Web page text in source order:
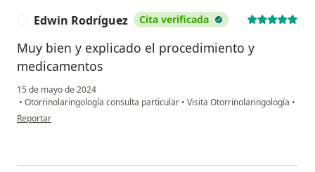
Edwin Rodríguez Cita verificada
Muy bien y explicado el procedimiento y
medicamentos
15 de mayo de 2024
• Otorrinolaringología consulta particular • Visita Otorrinolaringología •
en opinión del usuario Edwin Rodríguez
Reportar